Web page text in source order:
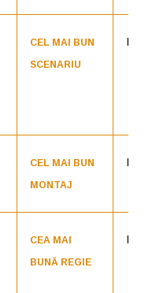
CEL MAI BUN
SCENARIU
CEL MAI BUN
MONTAJ
CEA MAI
BUNĂ REGIE
Periferic